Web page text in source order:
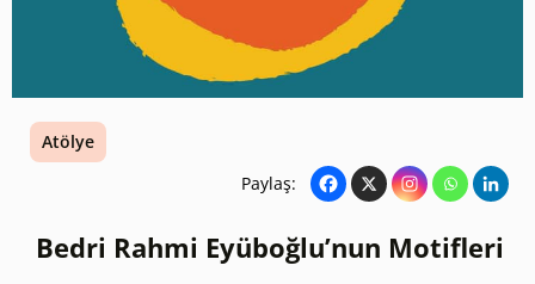
MÜZESI
ATATÜRK KÜTÜPHANESI
SANAT GALERILERI
KÜLTÜREL MIRASA
DESTEK
Atölye
Paylaş:
Bedri Rahmi Eyüboğlu’nun Motifleri